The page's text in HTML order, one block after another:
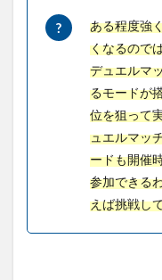
ある程度強
くなるので
デュエルマ
るモードが
位を狙って
ュエルマッ
ードも開催
参加できる
えば挑戦し